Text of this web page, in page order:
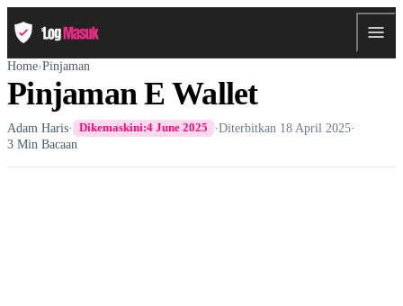
Home›Pinjaman
Pinjaman E Wallet
Adam Haris· Dikemaskini:4 June 2025 ·Diterbitkan 18 April 2025·
3 Min Bacaan